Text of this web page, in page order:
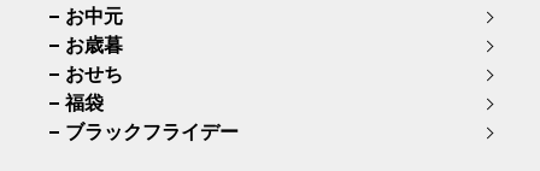
お中元
お歳暮
おせち
福袋
ブラックフライデー